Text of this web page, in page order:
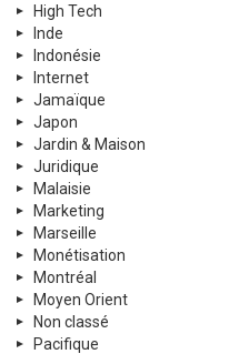
High Tech
Inde
Indonésie
Internet
Jamaïque
Japon
Jardin & Maison
Juridique
Malaisie
Marketing
Marseille
Monétisation
Montréal
Moyen Orient
Non classé
Pacifique